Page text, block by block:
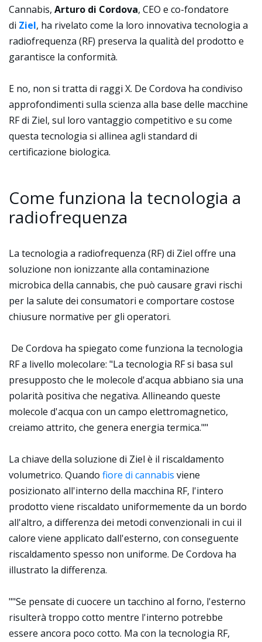
Cannabis, Arturo di Cordova, CEO e co-fondatore
di Ziel, ha rivelato come la loro innovativa tecnologia a
radiofrequenza (RF) preserva la qualità del prodotto e
garantisce la conformità.
E no, non si tratta di raggi X. De Cordova ha condiviso
approfondimenti sulla scienza alla base delle macchine
RF di Ziel, sul loro vantaggio competitivo e su come
questa tecnologia si allinea agli standard di
certificazione biologica.
Come funziona la tecnologia a
radiofrequenza
La tecnologia a radiofrequenza (RF) di Ziel offre una
soluzione non ionizzante alla contaminazione
microbica della cannabis, che può causare gravi rischi
per la salute dei consumatori e comportare costose
chiusure normative per gli operatori.
De Cordova ha spiegato come funziona la tecnologia
RF a livello molecolare: "La tecnologia RF si basa sul
presupposto che le molecole d'acqua abbiano sia una
polarità positiva che negativa. Allineando queste
molecole d'acqua con un campo elettromagnetico,
creiamo attrito, che genera energia termica.""
La chiave della soluzione di Ziel è il riscaldamento
volumetrico. Quando fiore di cannabis viene
posizionato all'interno della macchina RF, l'intero
prodotto viene riscaldato uniformemente da un bordo
all'altro, a differenza dei metodi convenzionali in cui il
calore viene applicato dall'esterno, con conseguente
riscaldamento spesso non uniforme. De Cordova ha
illustrato la differenza.
""Se pensate di cuocere un tacchino al forno, l'esterno
risulterà troppo cotto mentre l'interno potrebbe
essere ancora poco cotto. Ma con la tecnologia RF,